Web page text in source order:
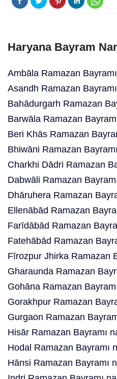
Haryana Bayram
Ambāla Ramazan
Asandh Ramazan
Bahādurgarh Ramazan
Barwāla Ramazan
Beri Khās Ramazan
Bhiwāni Ramazan
Charkhi Dādri Ramazan
Dabwāli Ramazan
Dhāruhera Ramazan
Ellenābād Ramazan
Farīdābād Ramazan
Fatehābād Ramazan
Fīrozpur Jhirka Ramazan
Gharaunda Ramazan
Gohāna Ramazan
Gorakhpur Ramazan
Gurgaon Ramazan
Hisār Ramazan Bayramı
Hodal Ramazan Bayramı
Hānsi Ramazan Bayramı